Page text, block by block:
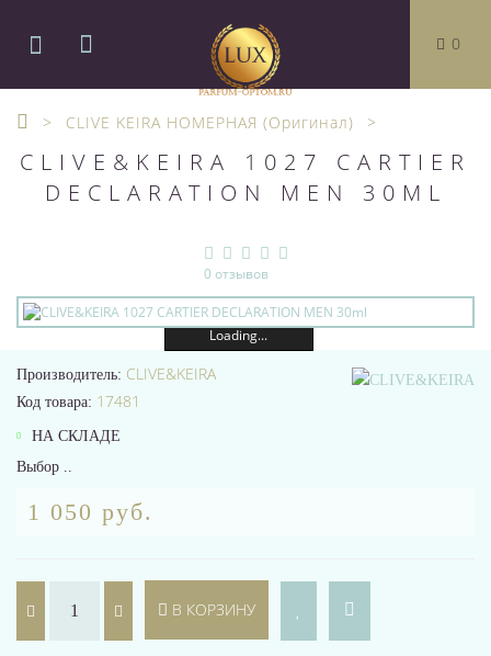
0
CLIVE KEIRA НОМЕРНАЯ (Оригинал)
CLIVE&KEIRA 1027 CARTIER
DECLARATION MEN 30ML
0 отзывов
Loading...
Производитель: CLIVE&KEIRA
Код товара: 17481
НА СКЛАДЕ
Выбор ..
1 050 руб.
В КОРЗИНУ